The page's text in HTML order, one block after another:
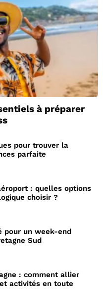
à préparer
pour trouver la
parfaite
: quelles options
choisir ?
pour un week-end
Sud
: comment allier
activités en toute